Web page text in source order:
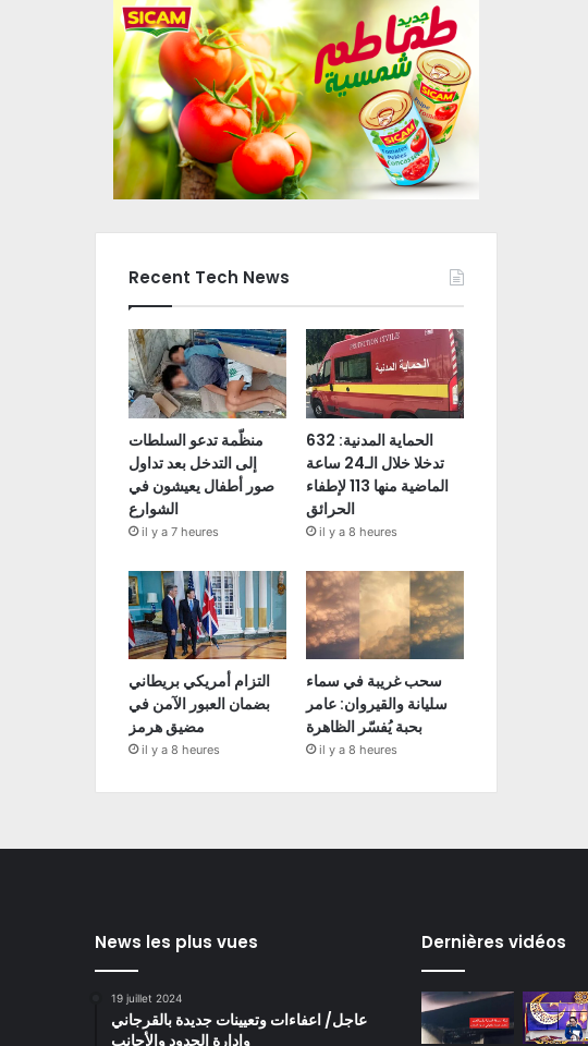
Recent Tech News
منظّمة تدعو السلطات
إلى التدخل بعد تداول
صور أطفال يعيشون في
الشوارع
il y a 7 heures
الحماية المدنية: 632
تدخلا خلال الـ24 ساعة
الماضية منها 113 لإطفاء
الحرائق
il y a 8 heures
التزام أمريكي بريطاني
بضمان العبور الآمن في
مضيق هرمز
il y a 8 heures
سحب غريبة في سماء
سليانة والقيروان: عامر
بحبة يُفسّر الظاهرة
il y a 8 heures
News les plus vues
19 juillet 2024
عاجل/ اعفاءات وتعيينات جديدة بالقرجاني
وادارة الحدود والأجانب
Dernières vidéos